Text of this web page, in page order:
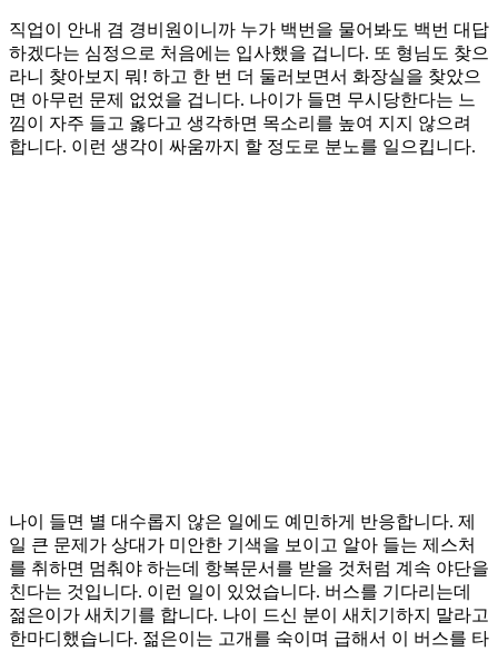
직업이 안내 겸 경비원이니까 누가 백번을 물어봐도 백번 대답
하겠다는 심정으로 처음에는 입사했을 겁니다. 또 형님도 찾으
라니 찾아보지 뭐! 하고 한 번 더 둘러보면서 화장실을 찾았으
면 아무런 문제 없었을 겁니다. 나이가 들면 무시당한다는 느
낌이 자주 들고 옳다고 생각하면 목소리를 높여 지지 않으려
합니다. 이런 생각이 싸움까지 할 정도로 분노를 일으킵니다.
나이 들면 별 대수롭지 않은 일에도 예민하게 반응합니다. 제
일 큰 문제가 상대가 미안한 기색을 보이고 알아 들는 제스처
를 취하면 멈춰야 하는데 항복문서를 받을 것처럼 계속 야단을
친다는 것입니다. 이런 일이 있었습니다. 버스를 기다리는데
젊은이가 새치기를 합니다. 나이 드신 분이 새치기하지 말라고
한마디했습니다. 젊은이는 고개를 숙이며 급해서 이 버스를 타